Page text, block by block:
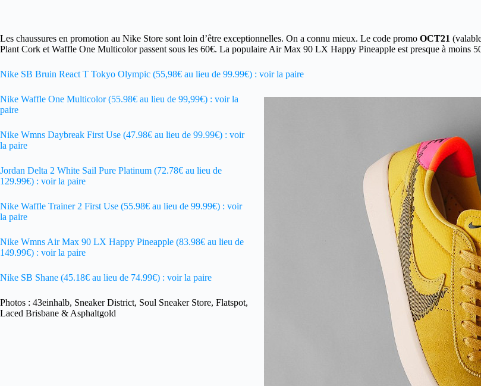
Les chaussures en promotion au Nike Store sont loin d’être exceptionnelles. On a connu mieux. Le code promo OCT21
Plant Cork et Waffle One Multicolor passent sous les 60€. La populaire Air Max 90 LX Happy Pineapple est presque à moins
Nike SB Bruin React T Tokyo Olympic (55,98€ au lieu de 99.99€) : voir la paire
Nike Waffle One Multicolor (55.98€ au lieu de 99,99€) : voir la
paire
Nike Wmns Daybreak First Use (47.98€ au lieu de 99.99€) : voir
la paire
Jordan Delta 2 White Sail Pure Platinum (72.78€ au lieu de
129.99€) : voir la paire
Nike Waffle Trainer 2 First Use (55.98€ au lieu de 99.99€) : voir
la paire
Nike Wmns Air Max 90 LX Happy Pineapple (83.98€ au lieu de
149.99€) : voir la paire
Nike SB Shane (45.18€ au lieu de 74.99€) : voir la paire
Photos : 43einhalb, Sneaker District, Soul Sneaker Store, Flatspot,
Laced Brisbane & Asphaltgold